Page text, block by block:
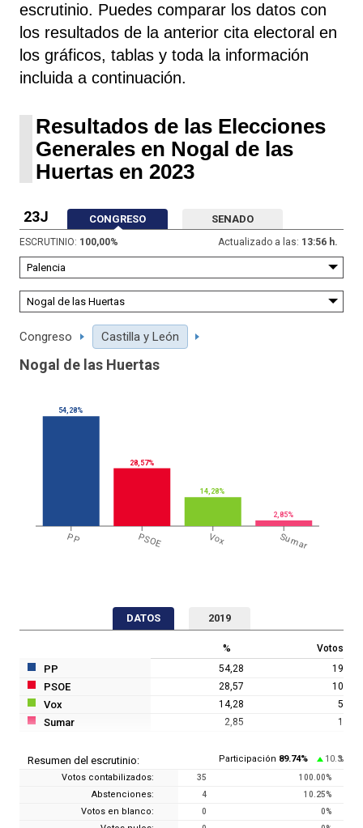
escrutinio. Puedes comparar los datos con
los resultados de la anterior cita electoral en
los gráficos, tablas y toda la información
incluida a continuación.
Resultados de las Elecciones
Generales en Nogal de las
Huertas en 2023
23J CONGRESO SENADO
ESCRUTINIO: 100,00% Actualizado a las: 13:56 h.
Congreso Castilla y León
Nogal de las Huertas
PP PSOE Vox Sumar
54,28%
28,57%
14,28%
2,85%
DATOS 2019
% Votos
PP 54,28 19
PSOE 28,57 10
Vox 14,28 5
Sumar 2,85 1
Resumen del escrutinio: Participación 89.74% 10.3%
Votos contabilizados: 35 100.00%
Abstenciones: 4 10.25%
Votos en blanco: 0 0%